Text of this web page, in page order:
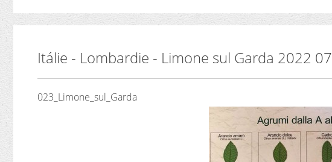
Itálie - Lombardie - Limone sul Garda 2022 07
023_Limone_sul_Garda